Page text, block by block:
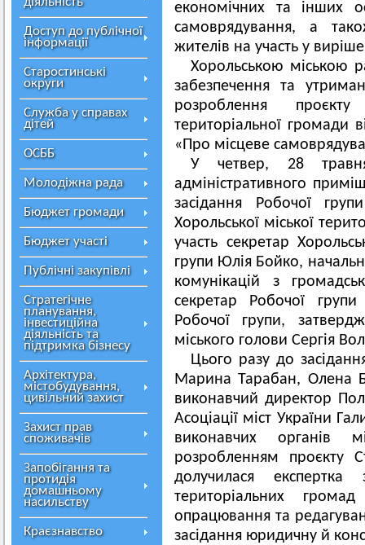
Доступ до публічної
інформації
Старостинські
округи
Служба у справах
дітей
ОСББ
Молодіжна рада
Бюджет громади
Бюджет участі
Публічні закупівлі
Стратегічне
планування,
інвестиційна
діяльність та
підтримка бізнесу
Архітектура,
містобудування,
цивільний захист
Захист прав
споживачів
Запобігання та
протидія
домашньому
насильству
Краєзнавство
економічних та інших
самоврядування, а
жителів на участь у
Хорольською міською
забезпечення та
розроблення
територіальної громади
«Про місцеве
У четвер, 28
адміністративного
засідання Робочої
Хорольської міської
участь секретар
групи Юлія Бойко,
комунікацій з
секретар Робочої
Робочої групи,
міського голови Сергія
Цього разу до
Марина Тарабан, Олена
виконавчий директор
Асоціації міст України
виконавчих
розробленням проєкту
долучилася
територіальних
опрацювання та
засідання юридичну й